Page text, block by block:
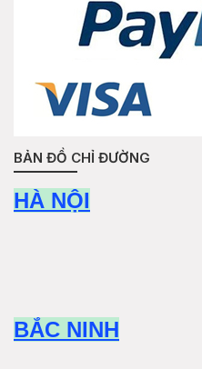
BẢN ĐỒ CHỈ ĐƯỜNG
HÀ NỘI
BẮC NINH